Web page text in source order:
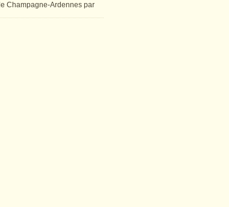
Champagne-Ardennes par